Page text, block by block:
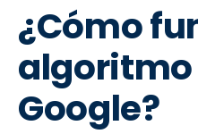
¿Cómo
algoritmo
Google?